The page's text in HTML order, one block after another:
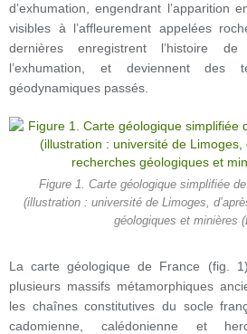
d’exhumation, engendrant l’apparition
visibles à l’affleurement appelées
dernières enregistrent l’histoire
l’exhumation, et deviennent des
géodynamiques passés.
Figure 1. Carte géologique simplifiée
(illustration : université de Limoges,
géologiques et minières
La carte géologique de France (fig.
plusieurs massifs métamorphiques
les chaînes constitutives du socle
cadomienne, calédonienne et